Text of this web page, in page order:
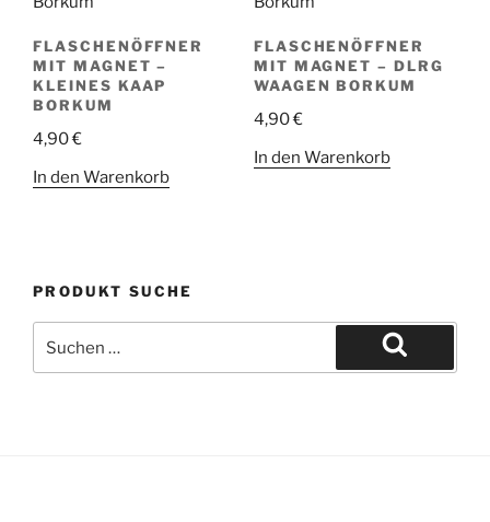
FLASCHENÖFFNER
MIT MAGNET –
KLEINES KAAP
BORKUM
4,90€
In den Warenkorb
FLASCHENÖFFNER
MIT MAGNET – DLRG
WAAGEN BORKUM
4,90€
In den Warenkorb
PRODUKT SUCHE
nach:
Suchen